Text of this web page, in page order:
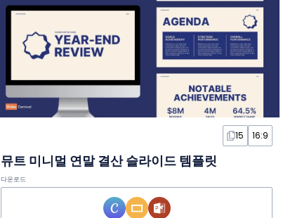
15 16:9
뮤트 미니멀 연말 결산 슬라이드 템플릿
다운로드